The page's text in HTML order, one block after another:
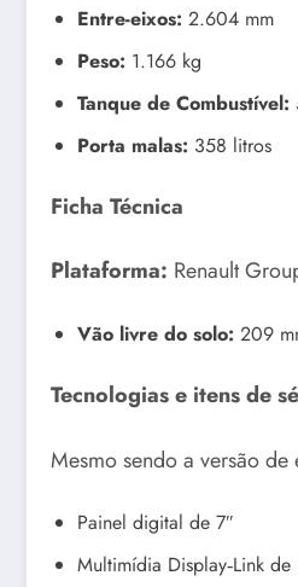
Entre-eixos: 2.604 mm
Peso: 1.166 kg
Tanque de Combustível:
Porta malas: 358 litros
Ficha Técnica
Plataforma: Renault
Vão livre do solo: 209
Tecnologias e itens de
Mesmo sendo a versão
Painel digital de 7″
Multimídia Display‑Link